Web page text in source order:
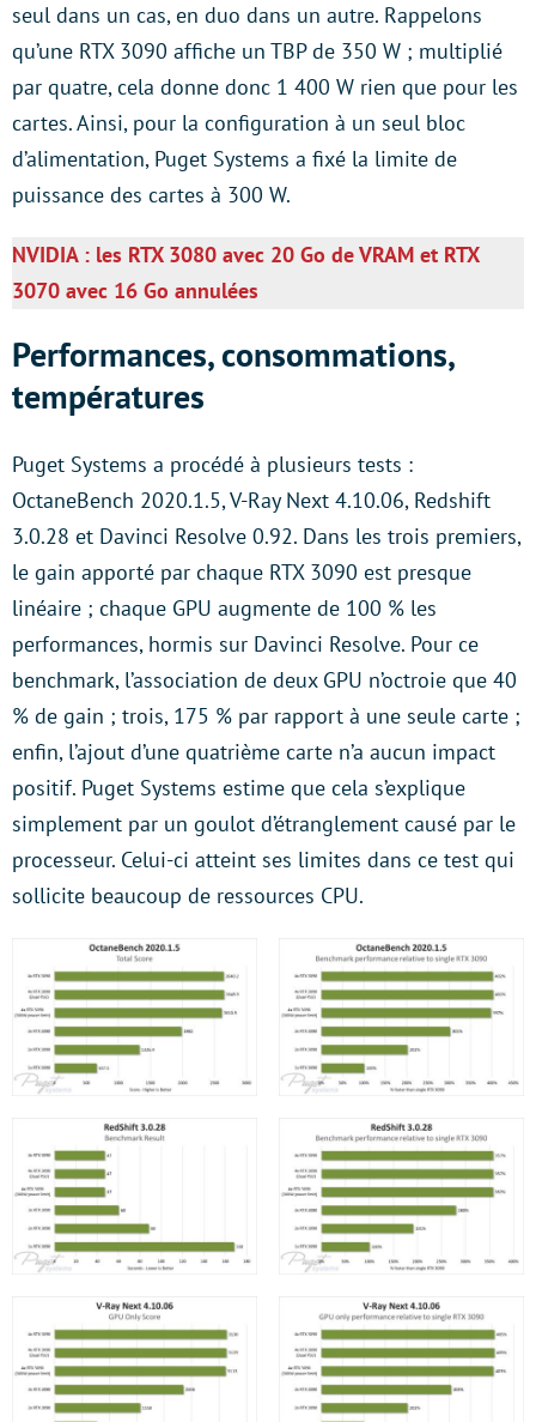
seul dans un cas, en duo dans un autre. Rappelons
qu’une RTX 3090 affiche un TBP de 350 W ; multiplié
par quatre, cela donne donc 1 400 W rien que pour les
cartes. Ainsi, pour la configuration à un seul bloc
d’alimentation, Puget Systems a fixé la limite de
puissance des cartes à 300 W.
NVIDIA : les RTX 3080 avec 20 Go de VRAM et RTX
3070 avec 16 Go annulées
Performances, consommations,
températures
Puget Systems a procédé à plusieurs tests :
OctaneBench 2020.1.5, V-Ray Next 4.10.06, Redshift
3.0.28 et Davinci Resolve 0.92. Dans les trois premiers,
le gain apporté par chaque RTX 3090 est presque
linéaire ; chaque GPU augmente de 100 % les
performances, hormis sur Davinci Resolve. Pour ce
benchmark, l’association de deux GPU n’octroie que 40
% de gain ; trois, 175 % par rapport à une seule carte ;
enfin, l’ajout d’une quatrième carte n’a aucun impact
positif. Puget Systems estime que cela s’explique
simplement par un goulot d’étranglement causé par le
processeur. Celui-ci atteint ses limites dans ce test qui
sollicite beaucoup de ressources CPU.